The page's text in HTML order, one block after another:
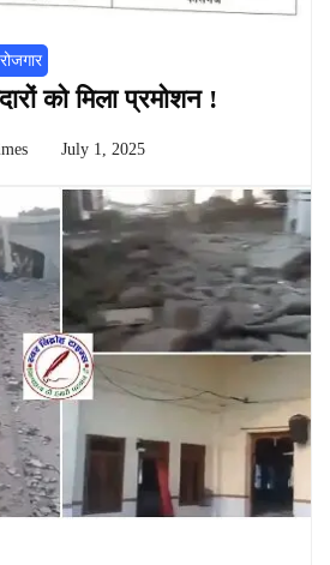
रोजगार
को मिला प्रमोशन !
July 1, 2025